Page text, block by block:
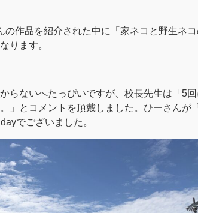
作品を紹介された中に「家ネコと野生ネ
ります。
らないへたっぴいですが、校長先生は「5
」とコメントを頂戴しました。ひーさん
でございました。